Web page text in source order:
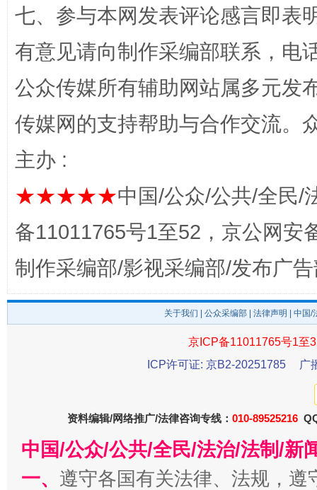
“蜀中异人”王建安的艺术幻境
完善运行机制助力责任有效落实 一纸欠
七、参与本网发表评论感言即表
有意见请向制作采编部联系，电
公众传媒所有辅助网站属多元发
传媒网的支持帮助与合作交流。
主办 :
★★★★★中国/公众/公共/全民/
备11011765号1至52，京公网安
制作采编部/影视采编部/发布广
关于我们 公众采编部 法律声明 | 中国
京ICP备11011765号1至
ICP许可证: 京B2-20251785
广
资料编辑/网络推广/法律咨询专线： 010-89525216
中国/公众/公共/全民/法治/法制/新
一、 遵守各国有关法律、法规，